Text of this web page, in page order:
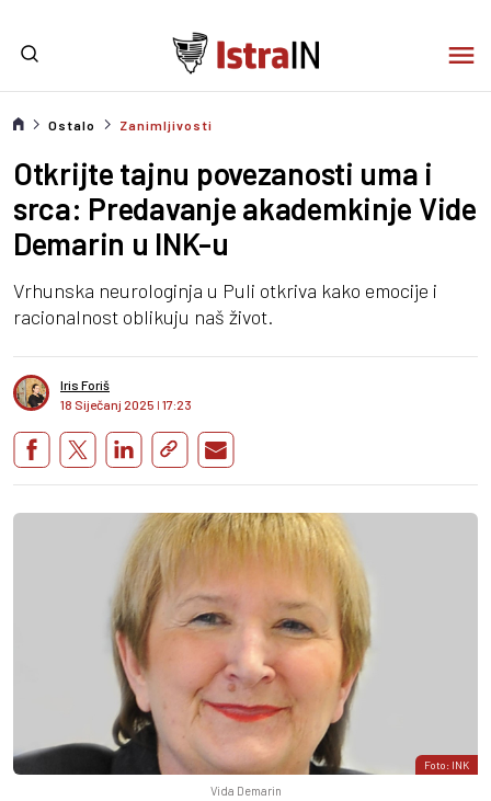
Ostalo Zanimljivosti
Otkrijte tajnu povezanosti uma i
srca: Predavanje akademkinje Vide
Demarin u INK-u
Vrhunska neurologinja u Puli otkriva kako emocije i
racionalnost oblikuju naš život.
Iris Foriš
18 Siječanj 2025 I 17:23
Foto: INK
Vida Demarin